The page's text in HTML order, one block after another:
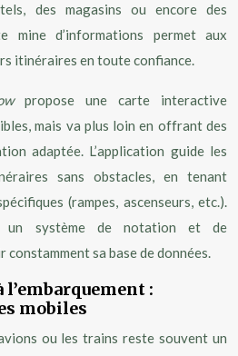
des magasins ou encore des
mine d’informations permet aux
itinéraires en toute confiance.
propose une carte interactive
mais va plus loin en offrant des
adaptée. L’application guide les
sans obstacles, en tenant
(rampes, ascenseurs, etc.).
un système de notation et de
sa base de données.
:
mobiles
avions ou les trains reste souvent un